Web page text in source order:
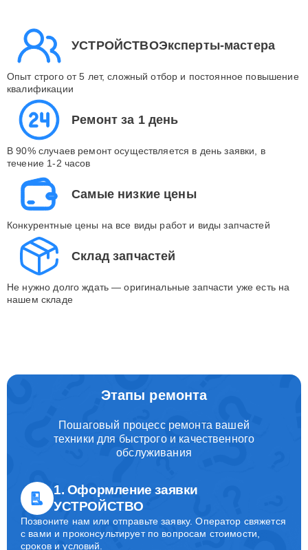
УСТРОЙСТВОЭксперты-мастера
Опыт строго от 5 лет, сложный отбор и постоянное повышение
квалификации
Ремонт за 1 день
В 90% случаев ремонт осуществляется в день заявки, в
течение 1-2 часов
Самые низкие цены
Конкурентные цены на все виды работ и виды запчастей
Склад запчастей
Не нужно долго ждать — оригинальные запчасти уже есть на
нашем складе
Этапы ремонта
Пошаговый процесс ремонта вашей
техники для быстрого и качественного
обслуживания
1. Оформление заявки
УСТРОЙСТВО
Позвоните нам или отправьте заявку. Оператор свяжется
с вами и проконсультирует по вопросам стоимости,
сроков и условий.